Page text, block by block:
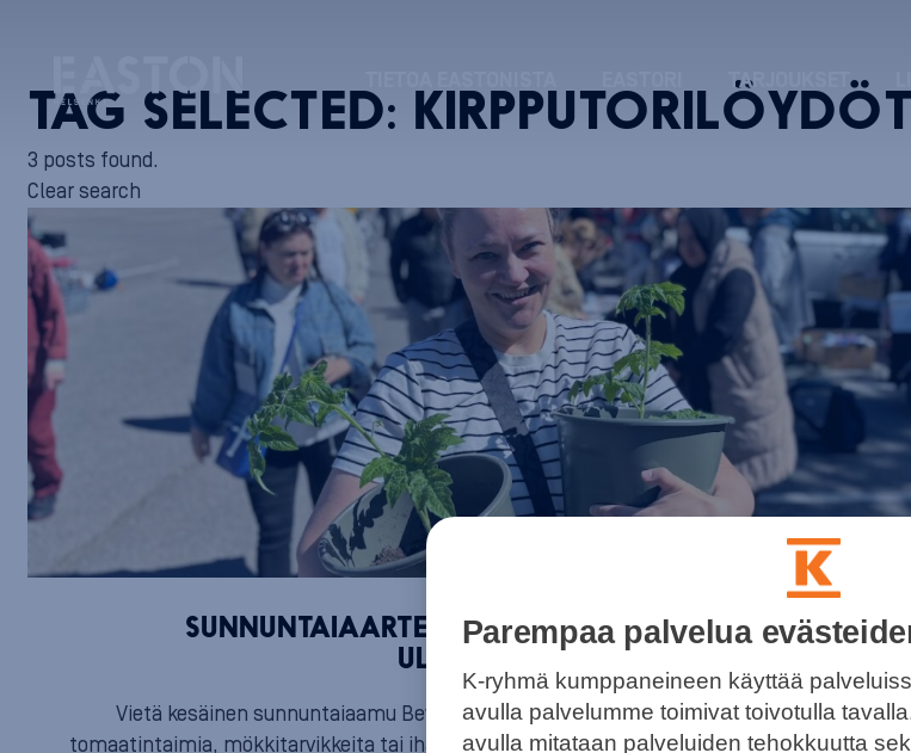
TARJOUKSET
TAG SELECTED: KIRPPUTORILÖYDÖT
3 posts found.
Clear search
SUNNUNTAIAARTEITA BEWE-KIRPPIKSELTÄ, EASTONIN
ULKOPARKKIPAIKALTA
Vietä kesäinen sunnuntaiaamu Bewe-kirppiksellä Eastonin ulkoparkkipaikalla. Bongaa
tomaatintaimia, mökkitarvikkeita tai ihania kesävaatteita. Lue kokemukseni ja vinkit, miten
Parempaa palvelua
K-ryhmä kumppaneineen käyttää
avulla palvelumme toimivat toivotulla
avulla mitataan palveluiden tehokkuutta